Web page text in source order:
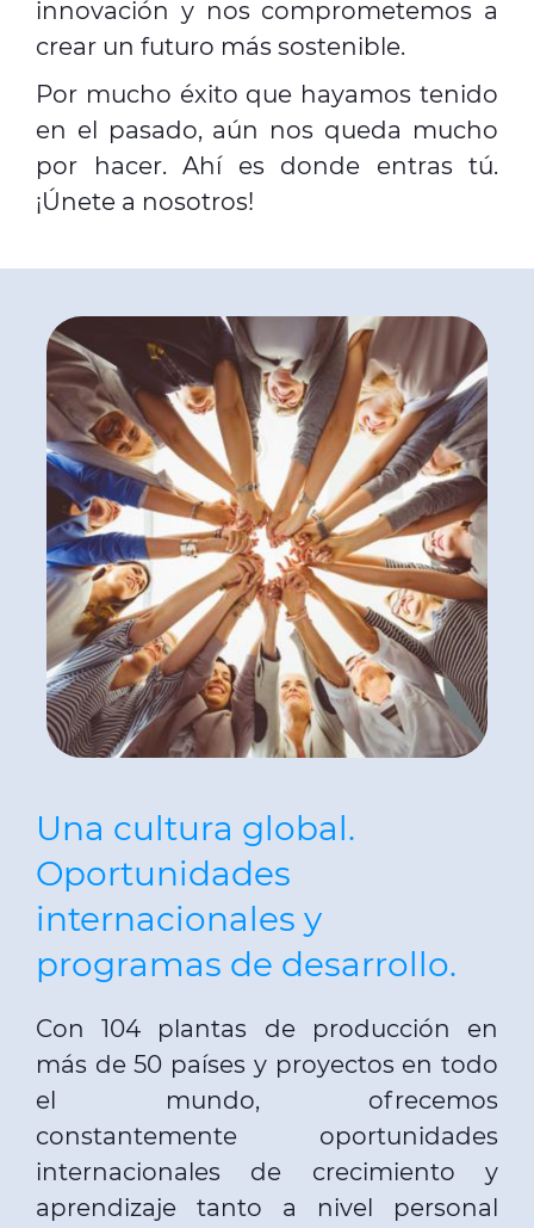
innovación y nos comprometemos a
crear un futuro más sostenible.
Por mucho éxito que hayamos tenido
en el pasado, aún nos queda mucho
por hacer. Ahí es donde entras tú.
¡Únete a nosotros!
Una cultura global.
Oportunidades
internacionales y
programas de desarrollo.
Con 104 plantas de producción en
más de 50 países y proyectos en todo
el mundo, ofrecemos
constantemente oportunidades
internacionales de crecimiento y
aprendizaje tanto a nivel personal